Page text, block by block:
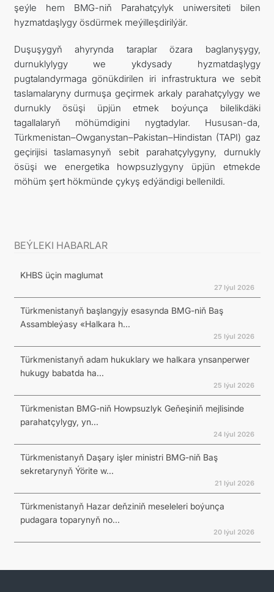
şeýle hem BMG-niň Parahatçylyk uniwersiteti bilen
hyzmatdaşlygy ösdürmek meýilleşdirilýär.
Duşuşygyň ahyrynda taraplar özara baglanyşygy,
durnuklylygy we ykdysady hyzmatdaşlygy
pugtalandyrmaga gönükdirilen iri infrastruktura we sebit
taslamalaryny durmuşa geçirmek arkaly parahatçylygy we
durnukly ösüşi üpjün etmek boýunça bilelikdäki
tagallalaryň möhümdigini nygtadylar. Hususan-da,
Türkmenistan–Owganystan–Pakistan–Hindistan (TAPI) gaz
geçirijisi taslamasynyň sebit parahatçylygyny, durnukly
ösüşi we energetika howpsuzlygyny üpjün etmekde
möhüm şert hökmünde çykyş edýändigi bellenildi.
BEÝLEKI HABARLAR
KHBS üçin maglumat
27 Iýul 2026
Türkmenistanyň başlangyjy esasynda BMG-niň Baş
Assambleýasy «Halkara h...
25 Iýul 2026
Türkmenistanyň adam hukuklary we halkara ynsanperwer
hukugy babatda ha...
25 Iýul 2026
Türkmenistan BMG-niň Howpsuzlyk Geňeşiniň mejlisinde
parahatçylygy, yn...
24 Iýul 2026
Türkmenistanyň Daşary işler ministri BMG-niň Baş
sekretarynyň Ýörite w...
21 Iýul 2026
Türkmenistanyň Hazar deňziniň meseleleri boýunça
pudagara toparynyň no...
20 Iýul 2026